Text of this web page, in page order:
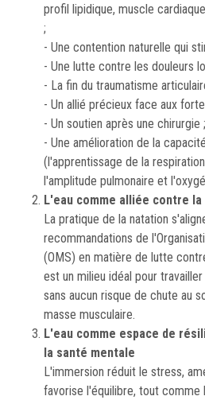
profil lipidique, muscle
;
- Une contention naturelle qui
- Une lutte contre les douleurs
- La fin du traumatisme
- Un allié précieux face aux
- Un soutien après une chirurgie ;
- Une amélioration de la
(l'apprentissage de la
l'amplitude pulmonaire et
L'eau comme alliée contre
La pratique de la natation
recommandations de
(OMS) en matière de lutte
est un milieu idéal pour
sans aucun risque de chute au
masse musculaire.
L'eau comme espace de
la santé mentale
L'immersion réduit le stress,
favorise l'équilibre, tout comme